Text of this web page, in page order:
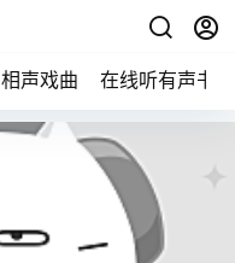
相声戏曲 在线听有声书